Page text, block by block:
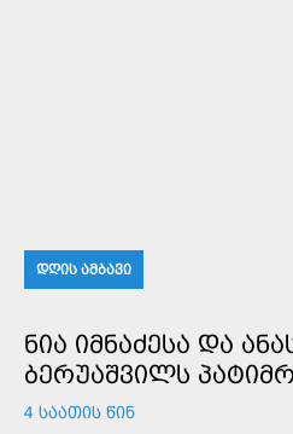
ᲓᲦᲘᲡ ᲐᲛᲑᲐᲕᲘ
ᲜᲘᲐ ᲘᲛᲜᲐᲫᲔᲡᲐ ᲓᲐ
ᲑᲔᲠᲣᲐᲨᲕᲘᲚᲡ
4 ᲡᲐᲐᲗᲘᲡ ᲬᲘᲜ